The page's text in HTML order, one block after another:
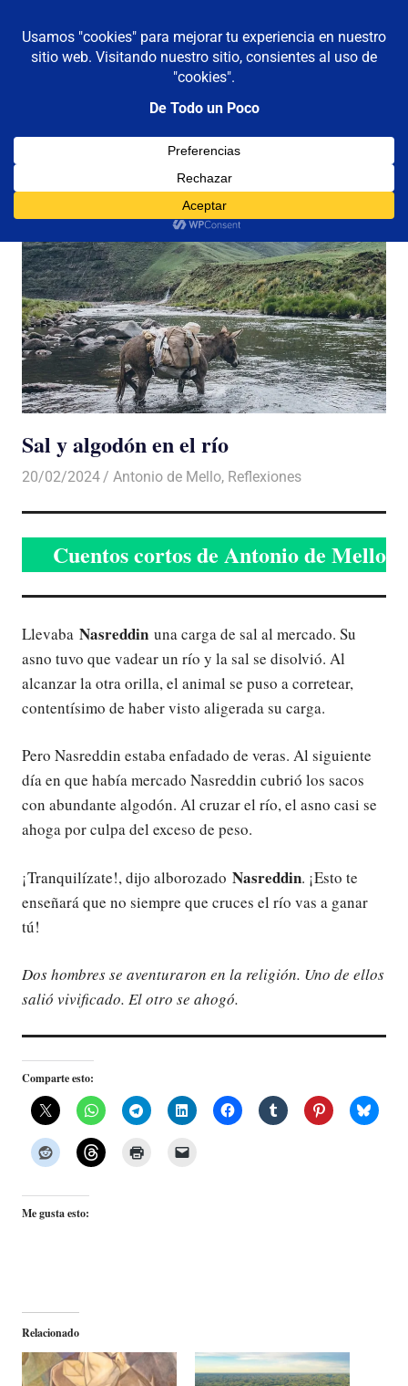
contenido
De todo un poco
Reflexiones,
Viajes
MENÚ
Sal y algodón en el río
20/02/2024 De todo un Poco
Antonio de Mello, Reflexiones
Cuentos cortos de Antonio de Mello
Llevaba Nasreddin una carga de sal al mercado. Su
asno tuvo que vadear un río y la sal se disolvió. Al
alcanzar la otra orilla, el animal se puso a corretear,
contentísimo de haber visto aligerada su carga.
Pero Nasreddin estaba enfadado de veras. Al siguiente
día en que había mercado Nasreddin cubrió los sacos
con abundante algodón. Al cruzar el río, el asno casi se
ahoga por culpa del exceso de peso.
¡Tranquilízate!, dijo alborozado Nasreddin. ¡Esto te
enseñará que no siempre que cruces el río vas a ganar
tú!
Dos hombres se aventuraron en la religión. Uno de ellos
salió vivificado. El otro se ahogó.
Comparte esto:
Me gusta esto:
Relacionado